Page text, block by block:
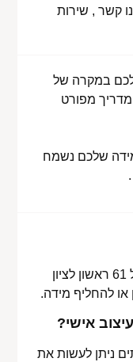
קשר , שירות
במקרה של
מפורט
שלכם נשמח
.
הסטודיו שלנו נמצא ברח' הנמל 61 ראשון לציון
או להחליף מידה.
אישי?
ניתן לעשות את